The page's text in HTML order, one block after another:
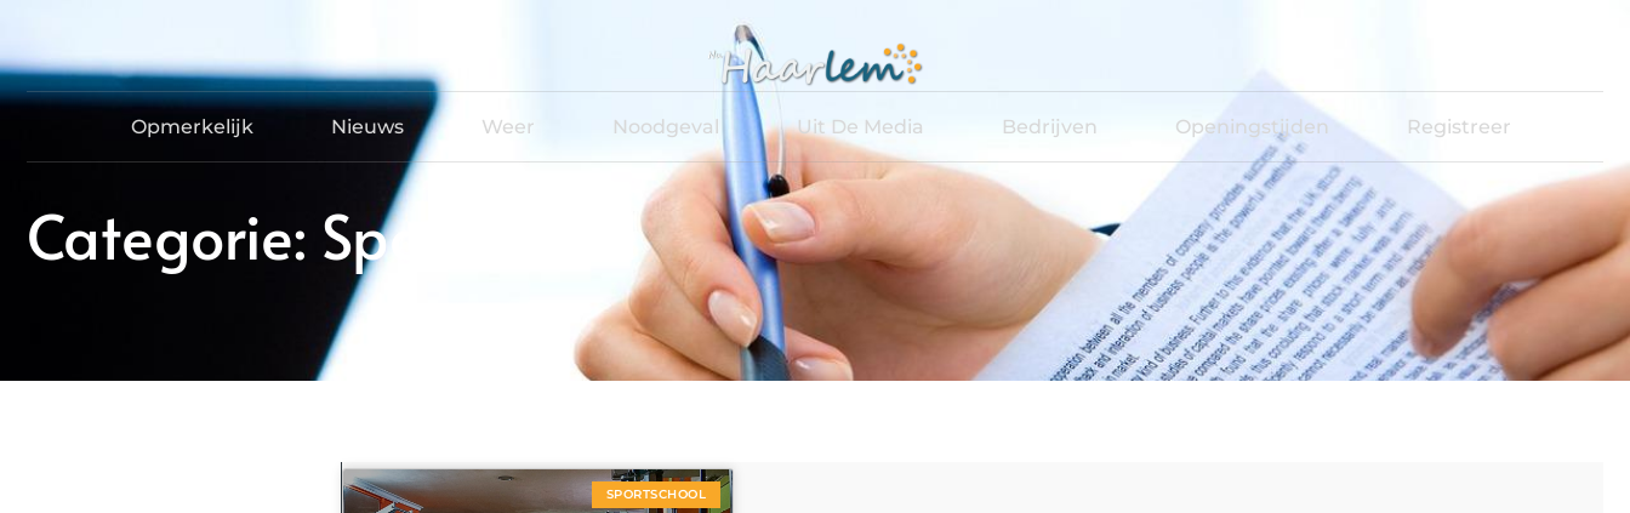
Opmerkelijk Nieuws Weer Noodgeval Uit De Media Bedrijven Openingstijden Registreer
Categorie: Sportschool
SPORTSCHOOL